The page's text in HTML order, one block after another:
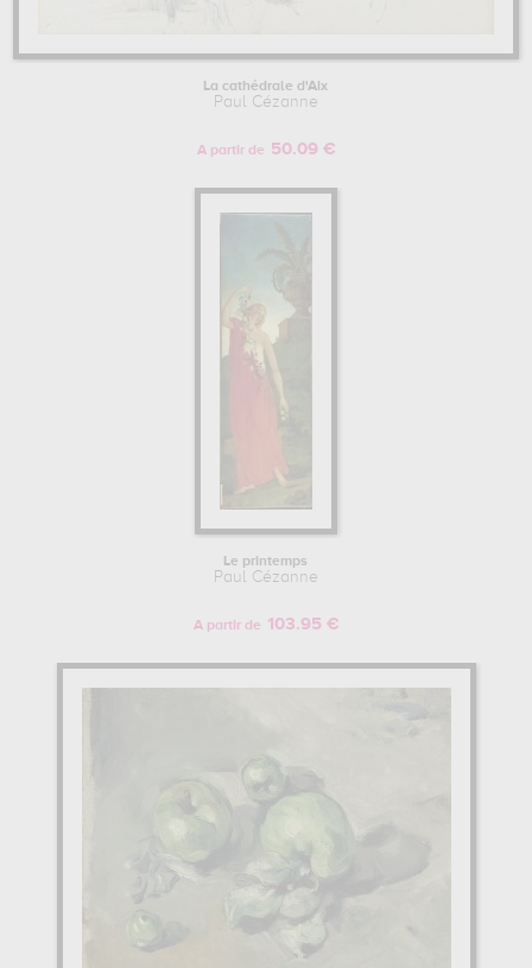
La cathédrale d'Aix
Paul Cézanne
A partir de 50.09 €
Le printemps
Paul Cézanne
A partir de 103.95 €